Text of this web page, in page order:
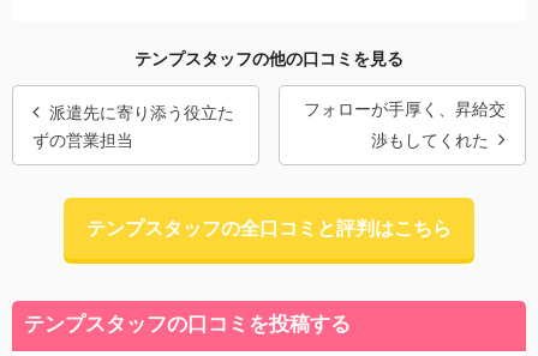
テンプスタッフの他の口コミを見る
派遣先に寄り添う役立た
ずの営業担当
フォローが手厚く、昇給交
渉もしてくれた
テンプスタッフの全口コミと評判はこちら
テンプスタッフの口コミを投稿する